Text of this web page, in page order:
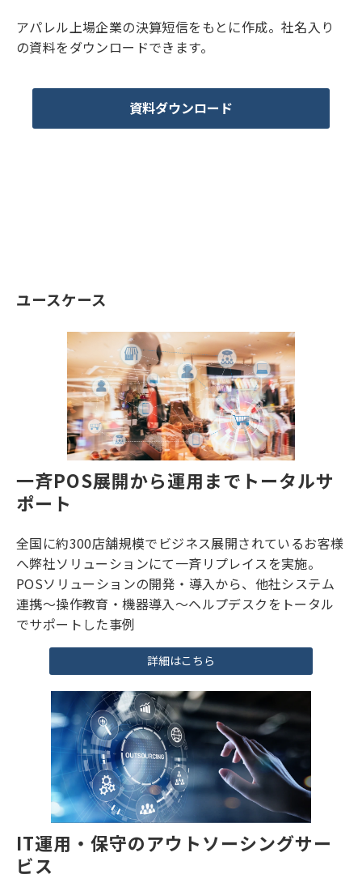
アパレル上場企業の決算短信をもとに作成。社名入り
の資料をダウンロードできます。
資料ダウンロード
ユースケース
一斉POS展開から運用までトータルサ
ポート
全国に約300店舗規模でビジネス展開されているお客様
へ弊社ソリューションにて一斉リプレイスを実施。
POSソリューションの開発・導入から、他社システム
連携～操作教育・機器導入～ヘルプデスクをトータル
でサポートした事例
詳細はこちら
IT運用・保守のアウトソーシングサー
ビス